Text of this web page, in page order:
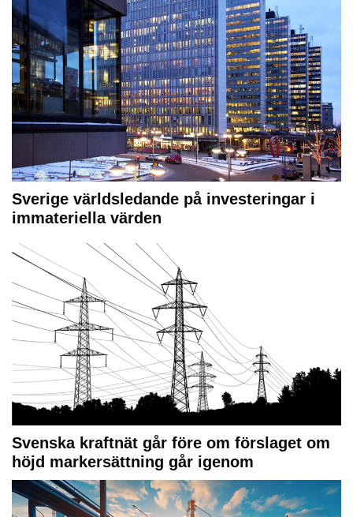
Sverige världsledande på investeringar i
immateriella värden
Svenska kraftnät går före om förslaget om
höjd markersättning går igenom